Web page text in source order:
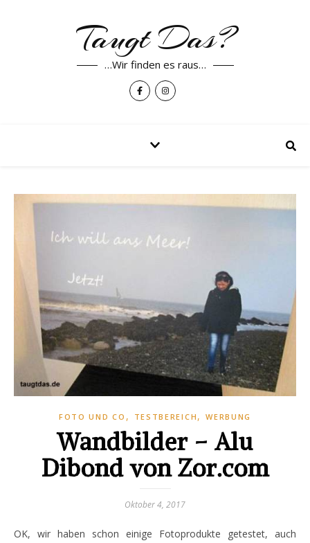
Taugt Das?
…Wir finden es raus…
FOTO UND CO , TESTBEREICH ,WERBUNG
Wandbilder – Alu
Dibond von Zor.com
Oktober 4, 2017
OK, wir haben schon einige Fotoprodukte getestet, auch